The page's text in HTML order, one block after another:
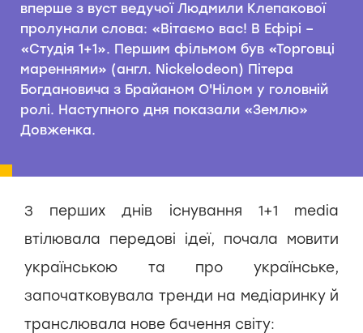
вперше з вуст ведучої Людмили Клепакової
пролунали слова: «Вітаємо вас! В Ефірі –
«Студія 1+1». Першим фільмом був «Торговці
мареннями» (англ. Nickelodeon) Пітера
Богдановича з Брайаном О'Нілом у головній
ролі. Наступного дня показали «Землю»
Довженка.
З перших днів існування 1+1 media
втілювала передові ідеї, почала мовити
українською та про українське,
започатковувала тренди на медіаринку й
транслювала нове бачення світу: